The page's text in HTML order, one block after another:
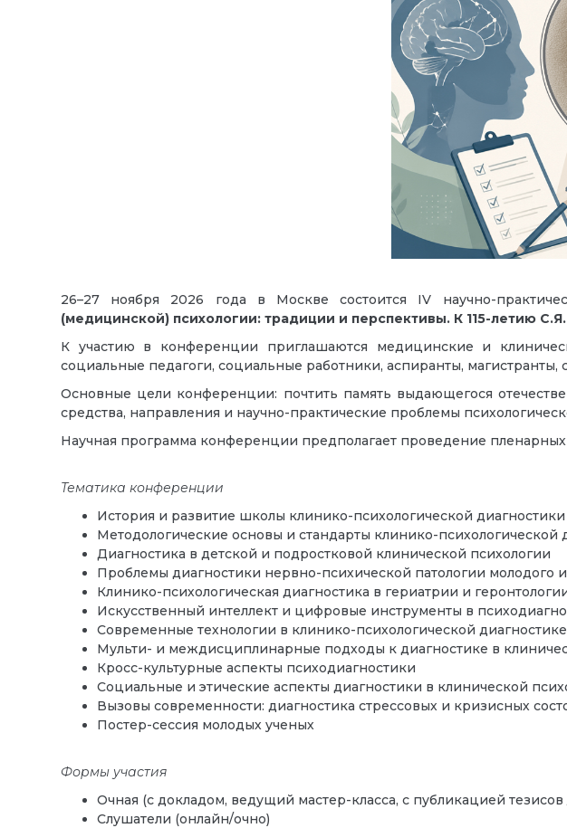
26–27 ноября 2026 года в Москве состоится IV научно-
(медицинской) психологии: традиции и перспективы. К 115-летию
К участию в конференции приглашаются медицинские и
социальные педагоги, социальные работники, аспиранты, магистранты,
Основные цели конференции: почтить память выдающегося
средства, направления и научно-практические проблемы
Научная программа конференции предполагает проведение
Тематика конференции
История и развитие школы клинико-психологической
Методологические основы и стандарты клинико-психологической
Диагностика в детской и подростковой клинической психологии
Проблемы диагностики нервно-психической патологии молодого и
Клинико-психологическая диагностика в гериатрии и
Искусственный интеллект и цифровые инструменты в
Современные технологии в клинико-психологической
Мульти- и междисциплинарные подходы к диагностике в
Кросс-культурные аспекты психодиагностики
Социальные и этические аспекты диагностики в клинической
Вызовы современности: диагностика стрессовых и кризисных
Постер-сессия молодых ученых
Формы участия
Очная (с докладом, ведущий мастер-класса, с публикацией
Слушатели (онлайн/очно)